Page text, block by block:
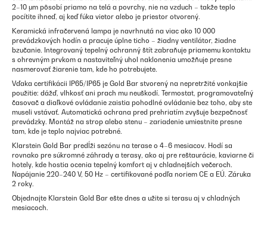
2–10 μm pôsobí priamo na telá a povrchy, nie na vzduch – takže teplo
pocítite ihneď, aj keď fúka vietor alebo je priestor otvorený.
Keramická infračervená lampa je navrhnutá na viac ako 10 000
prevádzkových hodín a pracuje úplne ticho – žiadny ventilátor, žiadne
bzučanie. Integrovaný tepelný ochranný štít zabraňuje priamemu kontaktu
s ohrevným prvkom a nastaviteľný uhol naklonenia umožňuje presne
nasmerovať žiarenie tam, kde ho potrebujete.
Vďaka certifikácii IP65/IP65 je Gold Bar stvorený na nepretržité vonkajšie
použitie: dážď, vlhkosť ani prach mu neuškodí. Termostat, programovateľný
časovač a diaľkové ovládanie zaistia pohodlné ovládanie bez toho, aby ste
museli vstávať. Automatická ochrana pred prehriatím zvyšuje bezpečnosť
prevádzky. Montáž na strop alebo stenu – zariadenie umiestnite presne
tam, kde je teplo najviac potrebné.
Klarstein Gold Bar predĺži sezónu na terase o 4–6 mesiacov. Hodí sa
rovnako pre súkromné záhrady a terasy, ako aj pre reštaurácie, kaviarne či
hotely, kde hostia ocenia tepelný komfort aj v chladnejších večeroch.
Napájanie 220–240 V, 50 Hz – certifikované podľa noriem CE a EÚ. Záruka
2 roky.
Objednajte Klarstein Gold Bar ešte dnes a užite si terasu aj v chladných
mesiacoch.